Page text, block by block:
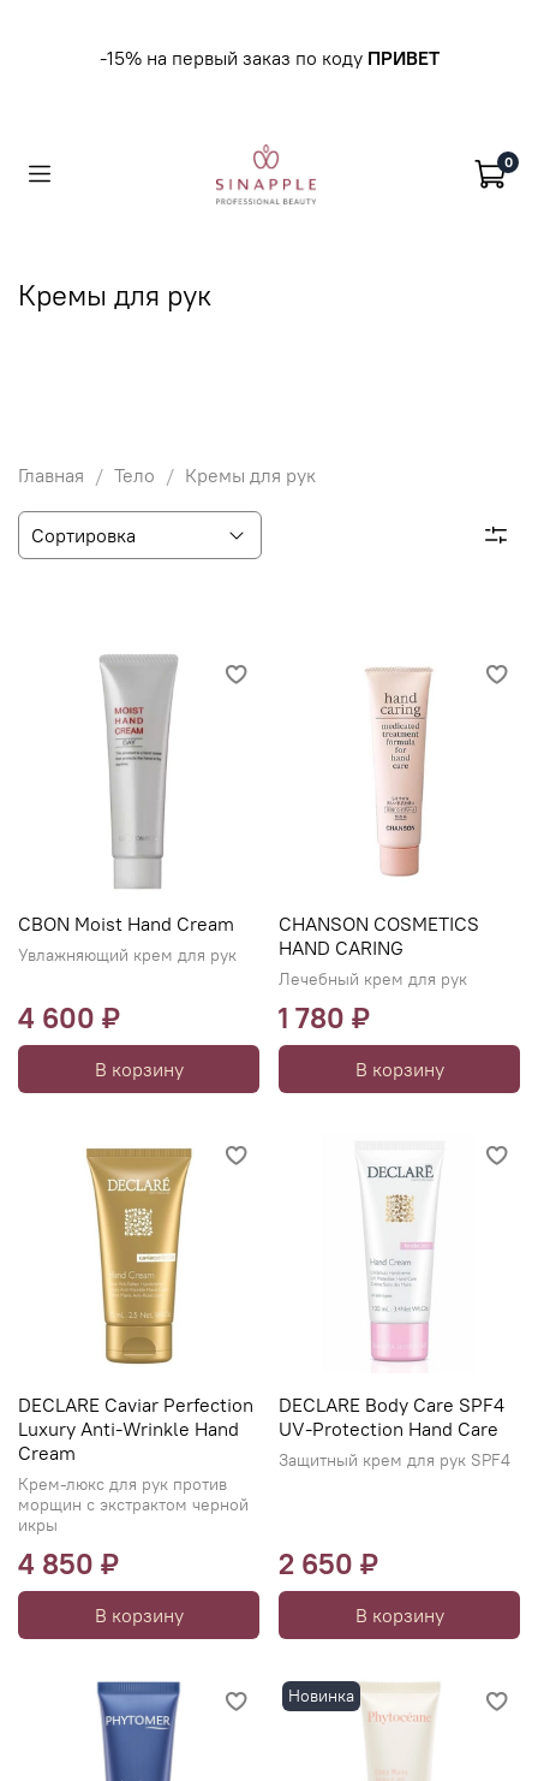
-15% на первый заказ по коду ПРИВЕТ
0
Кремы для рук
Главная Тело Кремы для рук
CBON Moist Hand Cream
Увлажняющий крем для рук
4 600 ₽
В корзину
CHANSON COSMETICS
HAND CARING
Лечебный крем для рук
1 780 ₽
В корзину
DECLARE Caviar Perfection
Luxury Anti-Wrinkle Hand
Cream
Крем-люкс для рук против
морщин с экстрактом черной
икры
4 850 ₽
В корзину
DECLARE Body Care SPF4
UV-Protection Hand Care
Защитный крем для рук SPF4
2 650 ₽
В корзину
Новинка